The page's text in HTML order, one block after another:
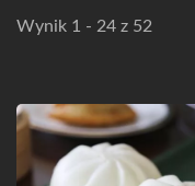
Wynik 1 - 24 z 52